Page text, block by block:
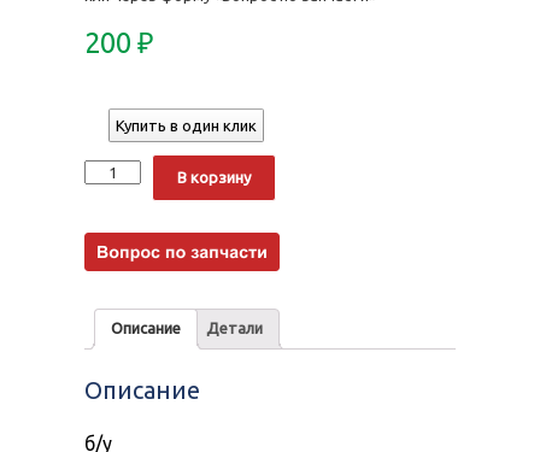
200 ₽
Купить в один клик
Количество
В корзину
Описание Детали
Описание
б/у